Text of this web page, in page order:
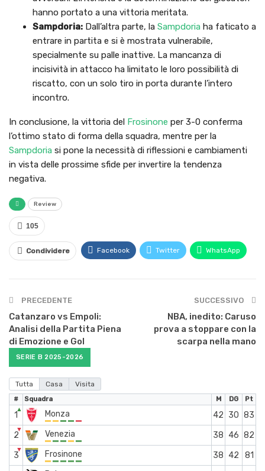
hanno portato a una vittoria meritata.
Sampdoria: Dall’altra parte, la Sampdoria ha faticato a
entrare in partita e si è mostrata vulnerabile,
specialmente su palle inattive. La mancanza di
incisività in attacco ha limitato le loro possibilità di
riscatto, con un solo tiro in porta durante l’intero
incontro.
In conclusione, la vittoria del Frosinone per 3-0 conferma
l’ottimo stato di forma della squadra, mentre per la
Sampdoria si pone la necessità di riflessioni e cambiamenti
in vista delle prossime sfide per invertire la tendenza
negativa.
Review
105
Condividere Facebook Twitter WhatsApp
PRECEDENTE
Catanzaro vs Empoli:
Analisi della Partita Piena
di Emozione e Gol
SUCCESSIVO
NBA, inedito: Caruso
prova a stoppare con la
scarpa nella mano
SERIE B 2025-2026
Tutta Casa Visita
# Squadra M DG Pt
1
▲ Monza 42 30 83
2
▼ Venezia 38 46 82
3
▼ Frosinone 38 42
81